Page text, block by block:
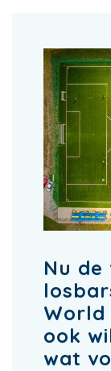
Nu
World
ook
wat